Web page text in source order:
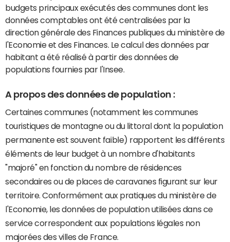
budgets principaux exécutés des communes dont les
données comptables ont été centralisées par la
direction générale des Finances publiques du ministère de
l'Economie et des Finances. Le calcul des données par
habitant a été réalisé à partir des données de
populations fournies par l'Insee.
A propos des données de population :
Certaines communes (notamment les communes
touristiques de montagne ou du littoral dont la population
permanente est souvent faible) rapportent les différents
éléments de leur budget à un nombre d'habitants
"majoré" en fonction du nombre de résidences
secondaires ou de places de caravanes figurant sur leur
territoire. Conformément aux pratiques du ministère de
l'Economie, les données de population utilisées dans ce
service correspondent aux populations légales non
majorées des villes de France.